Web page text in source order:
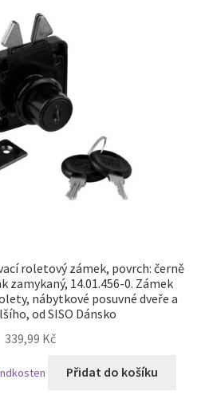
roletový zámek, povrch: černě
zamykaný, 14.01.456-0. Zámek
nábytkové posuvné dveře a
od SISO Dánsko
339,99 Kč
Přidat do košíku